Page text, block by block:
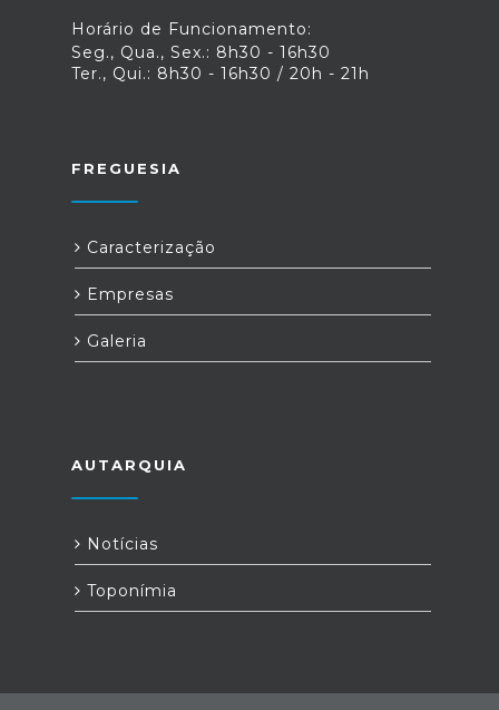
Horário de Funcionamento:
Seg., Qua., Sex.: 8h30 - 16h30
Ter., Qui.: 8h30 - 16h30 / 20h - 21h
FREGUESIA
Caracterização
Empresas
Galeria
AUTARQUIA
Notícias
Toponímia